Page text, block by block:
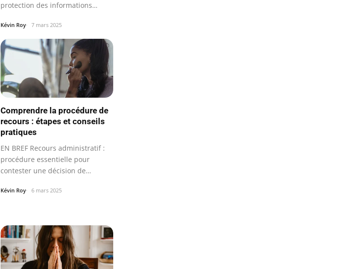
protection des informations
Kévin Roy 7 mars 2025
Comprendre la procédure de
recours : étapes et conseils
pratiques
EN BREF Recours administratif :
procédure essentielle pour
contester une décision de…
Kévin Roy 6 mars 2025